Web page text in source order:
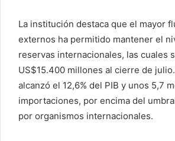
La institución destaca que el mayor
externos ha permitido mantener el
reservas internacionales, las cuales
US$15.400 millones al cierre de
alcanzó el 12,6% del PIB y unos 5,7
importaciones, por encima del
por organismos internacionales.